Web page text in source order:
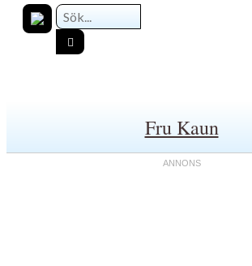
Fru Kaun